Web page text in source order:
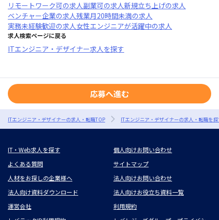
リモートワーク可の求人副業可の求人新規立ち上げの求人
ベンチャー企業の求人残業月20時間未満の求人
実務未経験歓迎の求人女性エンジニアが活躍中の求人
求人検索ページに戻る
ITエンジニア・デザイナー求人を探す
応募へ進む
ITエンジニア・デザイナーの求人・転職TOP ITエンジニア・デザイナーの求人・転職を
IT・Web求人を探す
個人向けお問い合わせ
よくある質問
サイトマップ
人材をお探しの企業様へ
法人向けお問い合わせ
法人向け資料ダウンロード
法人向けお役立ち資料一覧
運営会社
利用規約